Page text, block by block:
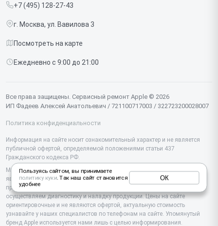
Срочный ремонт
Доставка и способы оплаты
Диагностика
Контакты
Studio Display
+7 (495) 128-27-43
г. Москва, ул. Вавилова 3
Посмотреть на карте
Ежедневно с 9:00 до 21:00
Все права защищены. Сервисный ремонт Apple © 2026
ИП Фадеев Алексей Анатольевич / 721100717003 / 322723200028007
Политика конфиденциальности
Информация на сайте носит ознакомительный характер и не является
публичной офертой, определяемой положениями статьи 437
Гражданского кодекса РФ.
Мы специализируемся на обслуживании и ремонте техники Apple, но не
являемся их официальным представителем. Предоставляем
профессиональные услуги после истечения гарантии, а также
осуществляем диагностику и наладку продукции. Цены на сайте
ориентировочные и не являются офертой, актуальную стоимость
узнавайте у наших специалистов по телефонам на сайте. Упомянутый
бренд Apple используется нами лишь с целью информирования.
Пользуясь сайтом, вы принимаете
политику куки. Так наш сайт становится
удобнее
ОК